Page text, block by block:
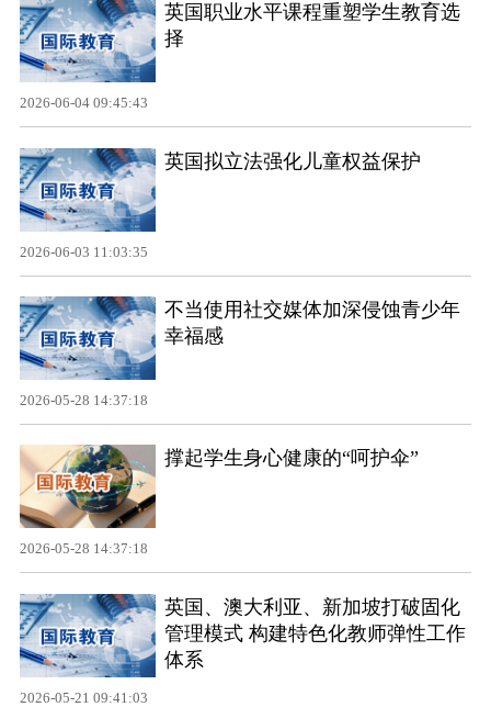
英国职业水平课程重塑学生教育选
择
2026-06-04 09:45:43
英国拟立法强化儿童权益保护
2026-06-03 11:03:35
不当使用社交媒体加深侵蚀青少年
幸福感
2026-05-28 14:37:18
撑起学生身心健康的“呵护伞”
2026-05-28 14:37:18
英国、澳大利亚、新加坡打破固化
管理模式 构建特色化教师弹性工作
体系
2026-05-21 09:41:03